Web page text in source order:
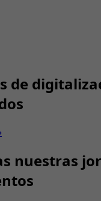
de
nuestras